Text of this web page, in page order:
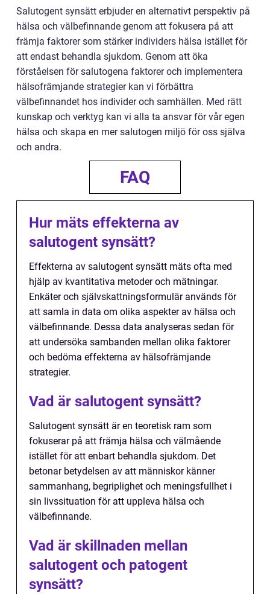
Salutogent synsätt erbjuder en alternativt perspektiv på
hälsa och välbefinnande genom att fokusera på att
främja faktorer som stärker individers hälsa istället för
att endast behandla sjukdom. Genom att öka
förståelsen för salutogena faktorer och implementera
hälsofrämjande strategier kan vi förbättra
välbefinnandet hos individer och samhällen. Med rätt
kunskap och verktyg kan vi alla ta ansvar för vår egen
hälsa och skapa en mer salutogen miljö för oss själva
och andra.
FAQ
Hur mäts effekterna av
salutogent synsätt?
Effekterna av salutogent synsätt mäts ofta med
hjälp av kvantitativa metoder och mätningar.
Enkäter och självskattningsformulär används för
att samla in data om olika aspekter av hälsa och
välbefinnande. Dessa data analyseras sedan för
att undersöka sambanden mellan olika faktorer
och bedöma effekterna av hälsofrämjande
strategier.
Vad är salutogent synsätt?
Salutogent synsätt är en teoretisk ram som
fokuserar på att främja hälsa och välmående
istället för att enbart behandla sjukdom. Det
betonar betydelsen av att människor känner
sammanhang, begriplighet och meningsfullhet i
sin livssituation för att uppleva hälsa och
välbefinnande.
Vad är skillnaden mellan
salutogent och patogent
synsätt?